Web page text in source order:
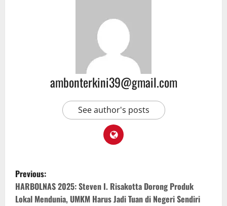
ambonterkini39@gmail.com
See author's posts
Previous:
HARBOLNAS 2025: Steven I. Risakotta Dorong Produk
Lokal Mendunia, UMKM Harus Jadi Tuan di Negeri Sendiri